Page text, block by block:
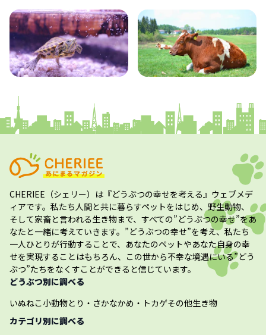
小動物 とり・さかな
CHERIEE（シェリー） は『どうぶつの幸せを考える』ウェブメデ
ィアです。私たち人間と共に暮らすペットをはじめ、野生動物、
そして家畜と言われる生き物まで、すべての”どうぶつの幸せ”をあ
なたと一緒に考えていきます。”どうぶつの幸せ”を考え、私たち
一人ひとりが行動することで、あなたのペットやあなた自身の幸
せを実現することはもちろん、この世から不幸な境遇にいる”どう
ぶつ”たちをなくすことができると信じています。
どうぶつ別に調べる
いぬねこ小動物とり・さかなかめ・トカゲその他生き物
カテゴリ別に調べる